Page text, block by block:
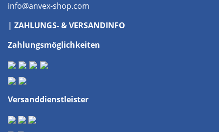
info@anvex-shop.com
| ZAHLUNGS- & VERSANDINFO
Zahlungsmöglichkeiten
Versanddienstleister